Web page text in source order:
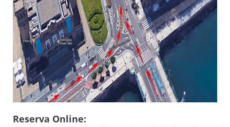
Reserva Online: